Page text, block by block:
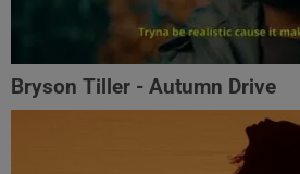
Bryson Tiller - Autumn Drive